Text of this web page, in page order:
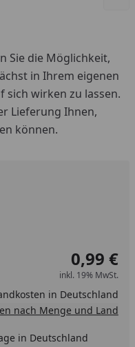
Sie die Möglichkeit,
in Ihrem eigenen
sich wirken zu lassen.
Lieferung Ihnen,
können.
eingeben
um eins erhöhen
0,99 €
inkl. 19% MwSt.
in Deutschland
nach Menge und Land
in Deutschland